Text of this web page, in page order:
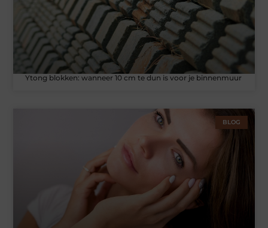
Ytong blokken: wanneer 10 cm te dun is voor je binnenmuur
BLOG